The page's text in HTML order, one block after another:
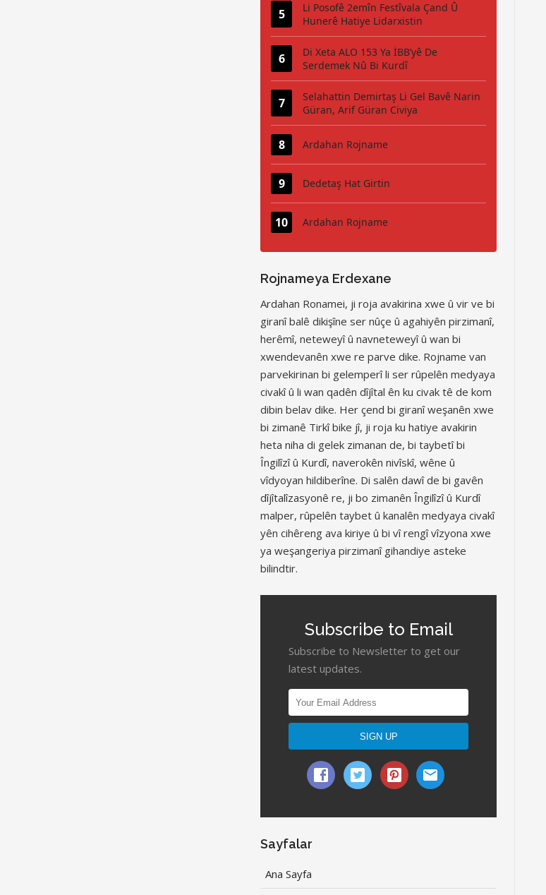
Li Posofê 2emîn Festîvala Çand Û
Hunerê Hatiye Lidarxistin
Di Xeta ALO 153 Ya İBB’yê De
Serdemek Nû Bi Kurdî
Selahattin Demirtaş Li Gel Bavê Narin
Güran, Arif Güran Civiya
Ardahan Rojname
Dedetaş Hat Girtin
Ardahan Rojname
Rojnameya Erdexane
Ardahan Ronamei, ji roja avakirina xwe û vir ve bi
giranî balê dikişîne ser nûçe û agahiyên pirzimanî,
herêmî, neteweyî û navneteweyî û wan bi
xwendevanên xwe re parve dike. Rojname van
parvekirinan bi gelemperî li ser rûpelên medyaya
civakî û li wan qadên dîjîtal ên ku civak tê de kom
dibin belav dike. Her çend bi giranî weşanên xwe
bi zimanê Tirkî bike jî, ji roja ku hatiye avakirin
heta niha di gelek zimanan de, bi taybetî bi
Îngilîzî û Kurdî, naverokên nivîskî, wêne û
vîdyoyan hildiberîne. Di salên dawî de bi gavên
dîjîtalîzasyonê re, ji bo zimanên Îngilîzî û Kurdî
malper, rûpelên taybet û kanalên medyaya civakî
yên cihêreng ava kiriye û bi vî rengî vîzyona xwe
ya weşangeriya pirzimanî gihandiye asteke
bilindtir.
Subscribe to Email
Subscribe to Newsletter to get our
latest updates.
Sayfalar
Ana Sayfa